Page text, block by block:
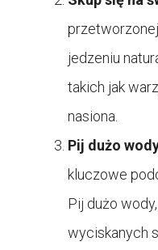
jedzeniu
takich jak
nasiona.
Pij dużo
kluczowe
Pij dużo
wyciskanych